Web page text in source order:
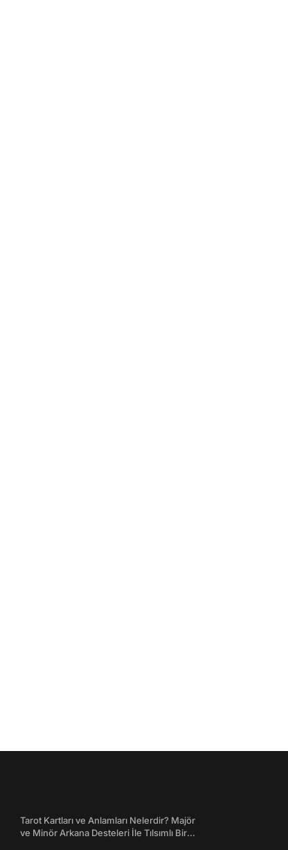
Tarot Kartları ve Anlamları Nelerdir? Majör
ve Minör Arkana Desteleri İle Tılsımlı Bir